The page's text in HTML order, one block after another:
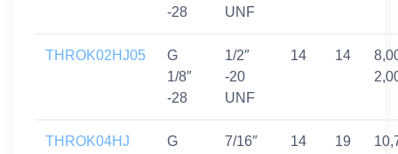
-28
UNF
THROK02HJ05
G
1/8″
-28
1/2″
-20
UNF
14 14
THROK04HJ
G
7/16″
14 19